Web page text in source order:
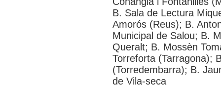
B. Sala de Lectura
Amorós (Reus); B.
Municipal de Salou; B.
Queralt; B. Mossèn
Torreforta (Tarragona);
(Torredembarra); B.
de Vila-seca